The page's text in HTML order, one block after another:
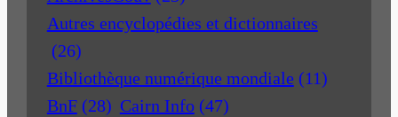
Autres encyclopédies et dictionnaires
(26)
Bibliothèque numérique mondiale (11)
BnF (28) Cairn Info (47)